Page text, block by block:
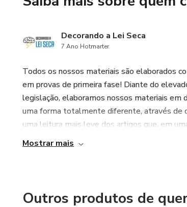
Decorando a Lei Seca
7 Ano Hotmarter
Todos os nossos materiais são elaborados
em provas de primeira fase! Diante do
legislação, elaboramos nossos materiais
uma forma totalmente diferente, através de
uma leitura mais leve dos artigos que, em
Mostrar mais
Outros produtos de